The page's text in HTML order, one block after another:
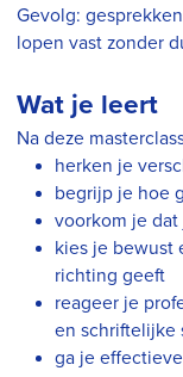
Gevolg:
lopen vast zonder
Wat je leert
Na deze
herken je
begrijp je hoe
voorkom je
kies je bewust
richting geeft
reageer je
en schriftelijke
ga je